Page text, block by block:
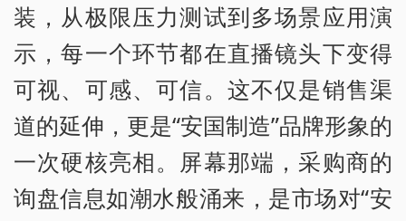
装，从极限压力测试到多场景应用演
示，每一个环节都在直播镜头下变得
可视、可感、可信。这不仅是销售渠
道的延伸，更是“安国制造”品牌形象的
一次硬核亮相。屏幕那端，采购商的
询盘信息如潮水般涌来，是市场对“安